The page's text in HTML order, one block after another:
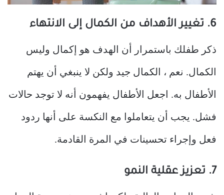
6. تغيير الأهداف من الكمال إلى الانتهاء
ذكر طفلك باستمرار أن الهدف هو إكمال وليس
الكمال. نعم ، الكمال جيد ولكن لا ينبغي أن يهتم
الأطفال به. اجعل الأطفال يفهمون أنه لا توجد حالات
فشل. يجب أن يتعاملوا مع النكسة على أنها ردود
فعل وإجراء تحسينات في المرة القادمة.
7. تعزيز عقلية النمو